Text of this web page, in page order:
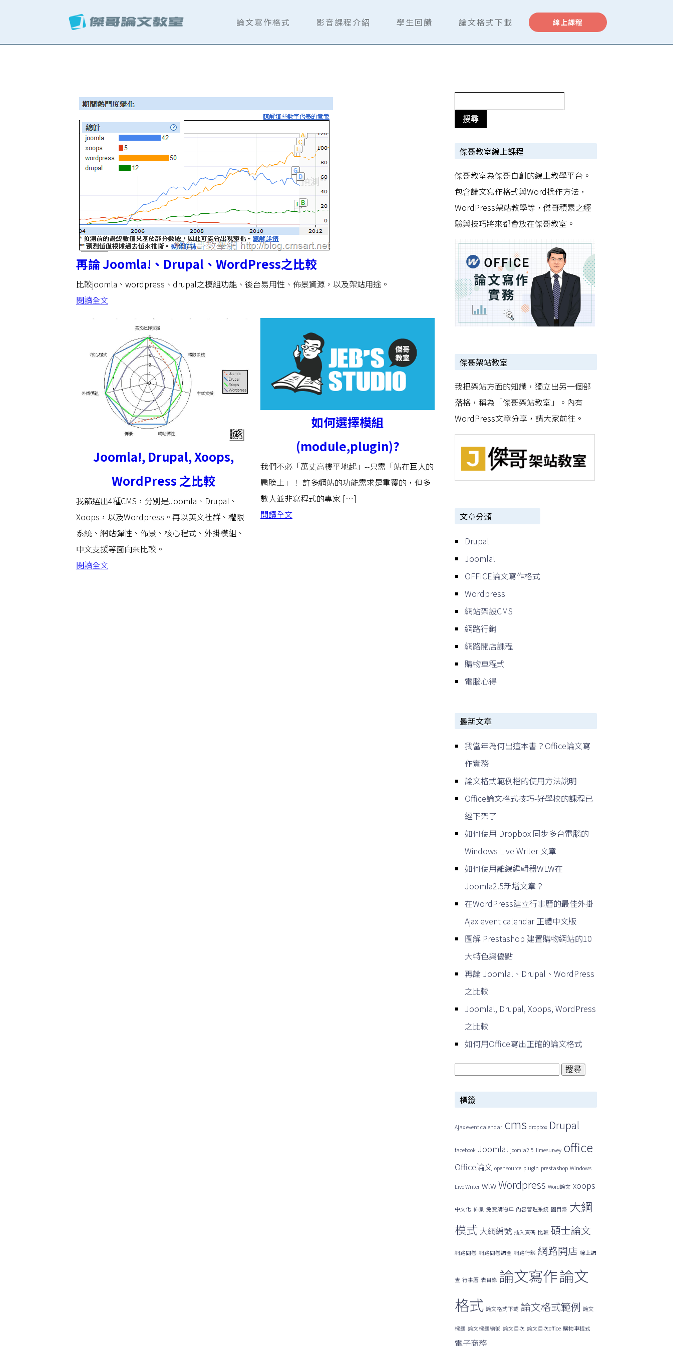
論文寫作格式 影音課程介紹 學生回饋 論文格式下載 線上課程
再論 Joomla!、Drupal、WordPress之比較
比較joomla、wordpress、drupal之模組功能、後台易用性、佈景資源，以及架站用途。
閱讀全文
Joomla!, Drupal, Xoops,
WordPress 之比較
我篩選出4種CMS，分別是Joomla、Drupal、
Xoops，以及Wordpress。再以英文社群、權限
系統、網站彈性、佈景、核心程式、外掛模組、
中文支援等面向來比較。
閱讀全文
如何選擇模組
(module,plugin)?
我們不必「萬丈高樓平地起」--只需「站在巨人的
肩膀上」！ 許多網站的功能需求是重覆的，但多
數人並非寫程式的專家 […]
閱讀全文
傑哥教室線上課程
傑哥教室為傑哥自創的線上教學平台。
包含論文寫作格式與Word操作方法，
WordPress架站教學等，傑哥積累之經
驗與技巧將來都會放在傑哥教室。
傑哥架站教室
我把架站方面的知識，獨立出另一個部
落格，稱為「傑哥架站教室」。內有
WordPress文章分享，請大家前往。
文章分類
Drupal
Joomla!
OFFICE論文寫作格式
Wordpress
網站架設CMS
網路行銷
網路開店課程
購物車程式
電腦心得
最新文章
我當年為何出這本書？Office論文寫
作實務
論文格式範例檔的使用方法說明
Office論文格式技巧-好學校的課程已
經下架了
如何使用 Dropbox 同步多台電腦的
Windows Live Writer 文章
如何使用離線編輯器WLW在
Joomla2.5新增文章？
在WordPress建立行事曆的最佳外掛
Ajax event calendar 正體中文版
圖解 Prestashop 建置購物網站的10
大特色與優點
再論 Joomla!、Drupal、WordPress
之比較
Joomla!, Drupal, Xoops, WordPress
之比較
如何用Office寫出正確的論文格式
搜
關
字:
標籤
Ajax event calendar cms dropbox Drupal
facebook Joomla! joomla2.5 limesurvey office
Office論文 opensource plugin prestashop Windows
Live Writer wlwWordpress Word論文 xoops
中文化 佈景 免費購物車 內容管理系統 圖目錄 大綱
模式 大綱編號 插入頁碼 比較 碩士論文
網路問卷 網路問卷調查 網路行銷 網路開店 線上調
查 行事曆 表目錄 論文寫作論文
格式 論文格式下載 論文格式範例 論文
標題 論文標題編號 論文目次 論文目次office 購物車程式
電子商務